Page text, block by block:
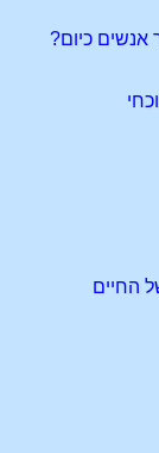
של החיים